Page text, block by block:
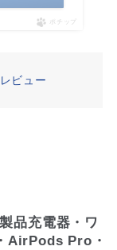
ポチップ
ビュー
品充電器・ワ
AirPods Pro・